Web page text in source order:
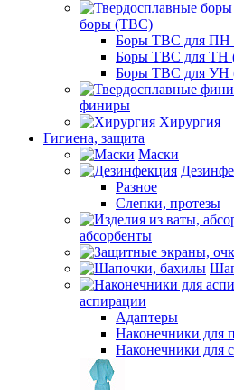
боры (ТВС)
Боры ТВС для ПН
Боры ТВС для ТН
Боры ТВС для УН
финиры
Хирургия
Гигиена, защита
Маски
Разное
Слепки, протезы
абсорбенты
аспирации
Адаптеры
Наконечники для
Наконечники для